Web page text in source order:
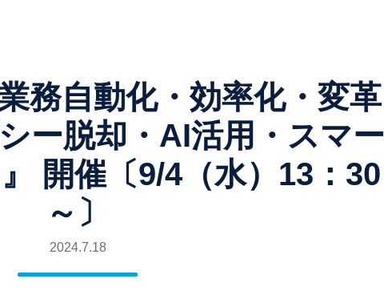
務自動化・効率化・変革
ー脱却・AI活用・スマー
開催〔9/4（水）13：30
～〕
2024.7.18